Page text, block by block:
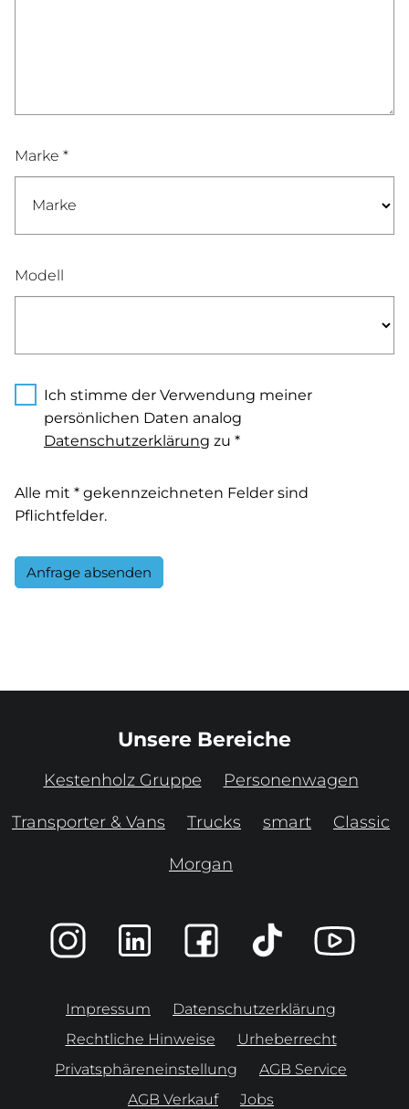
Marke *
Modell
Ich stimme der Verwendung meiner
persönlichen Daten analog
Datenschutzerklärung zu *
Alle mit * gekennzeichneten Felder sind
Pflichtfelder.
Anfrage absenden
Unsere Bereiche
Kestenholz Gruppe Personenwagen
Transporter & Vans Trucks smart Classic
Morgan
Impressum
Datenschutzerklärung
Rechtliche Hinweise
Urheberrecht
Privatsphäreneinstellung
AGB Service
AGB Verkauf
Jobs